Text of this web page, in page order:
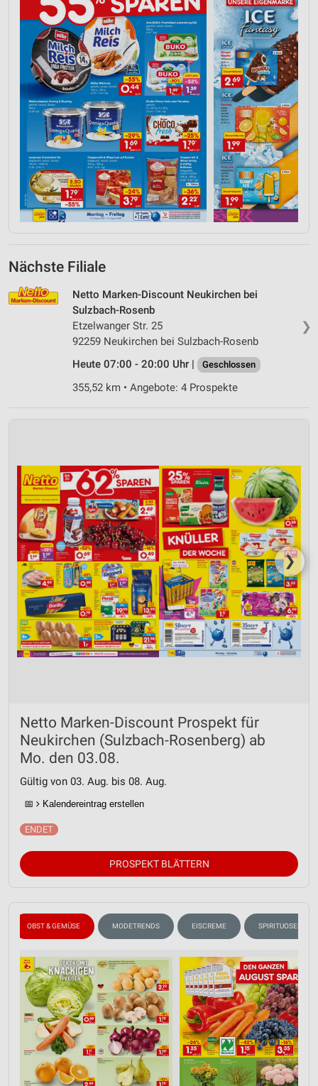
Nächste Filiale
❯
Netto Marken-Discount Neukirchen bei
Sulzbach-Rosenb
Etzelwanger Str. 25
92259 Neukirchen bei Sulzbach-Rosenb
Heute 07:00 - 20:00 Uhr |
Geschlossen
355,52 km • Angebote: 4 Prospekte
❯
Netto Marken-Discount Prospekt für
Neukirchen (Sulzbach-Rosenberg) ab
Mo. den 03.08.
Gültig von 03. Aug. bis 08. Aug.
📅 Kalendereintrag erstellen
PROSPEKT BLÄTTERN
OBST & GEMÜSE MODETRENDS EISCREME SPIRITUOSEN